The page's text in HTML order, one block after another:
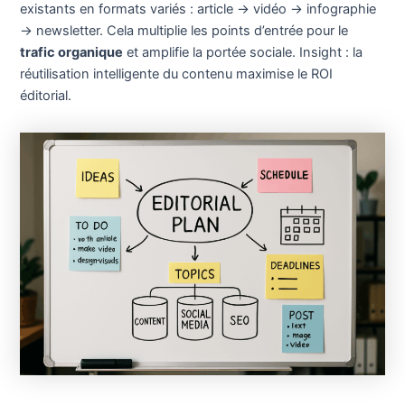
existants en formats variés : article → vidéo → infographie
→ newsletter. Cela multiplie les points d’entrée pour le
trafic organique et amplifie la portée sociale. Insight : la
réutilisation intelligente du contenu maximise le ROI
éditorial.